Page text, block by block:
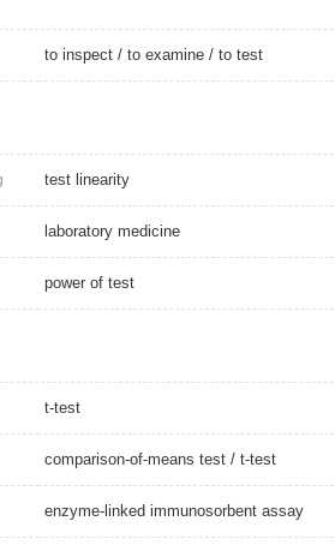
to inspect/ to examine/ to test
test linearity
laboratory medicine
power of test
t-test
comparison-of-means test/ t-test
enzyme-linked immunosorbent assay